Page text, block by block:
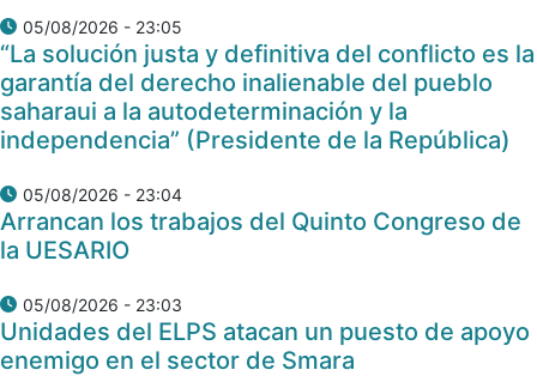
05/08/2026 - 23:05
“La solución justa y definitiva del conflicto es la
garantía del derecho inalienable del pueblo
saharaui a la autodeterminación y la
independencia” (Presidente de la República)
05/08/2026 - 23:04
Arrancan los trabajos del Quinto Congreso de
la UESARIO
05/08/2026 - 23:03
Unidades del ELPS atacan un puesto de apoyo
enemigo en el sector de Smara